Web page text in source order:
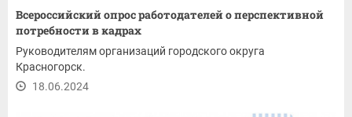
Всероссийский опрос работодателей о перспективной
потребности в кадрах
Руководителям организаций городского округа
Красногорск.
18.06.2024